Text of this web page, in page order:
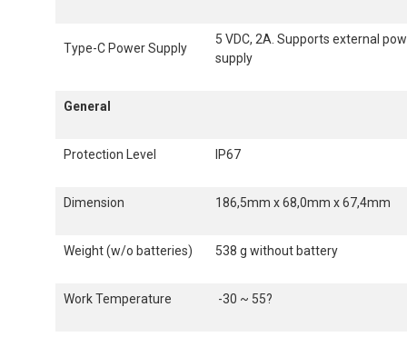
Type-C Power Supply
5 VDC, 2A. Supports external
supply
General
Protection Level IP67
Dimension 186,5mm x 68,0mm x 67,4mm
Weight (w/o batteries) 538 g without battery
Work Temperature -30 ~ 55?